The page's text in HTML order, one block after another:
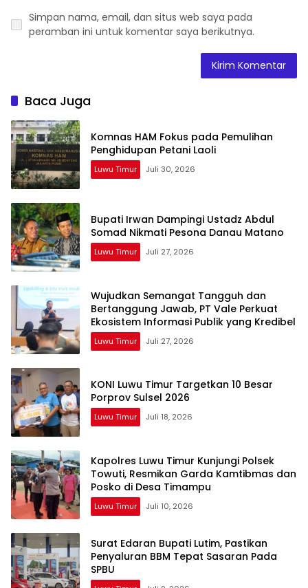
Simpan nama, email, dan situs web saya pada
peramban ini untuk komentar saya berikutnya.
Baca Juga
Komnas HAM Fokus pada Pemulihan
Penghidupan Petani Laoli
Luwu Timur Juli 30, 2026
Bupati Irwan Dampingi Ustadz Abdul
Somad Nikmati Pesona Danau Matano
Luwu Timur Juli 27, 2026
Wujudkan Semangat Tangguh dan
Bertanggung Jawab, PT Vale Perkuat
Ekosistem Informasi Publik yang Kredibel
Luwu Timur Juli 27, 2026
KONI Luwu Timur Targetkan 10 Besar
Porprov Sulsel 2026
Luwu Timur Juli 18, 2026
Kapolres Luwu Timur Kunjungi Polsek
Towuti, Resmikan Garda Kamtibmas dan
Posko di Desa Timampu
Luwu Timur Juli 10, 2026
Surat Edaran Bupati Lutim, Pastikan
Penyaluran BBM Tepat Sasaran Pada
SPBU